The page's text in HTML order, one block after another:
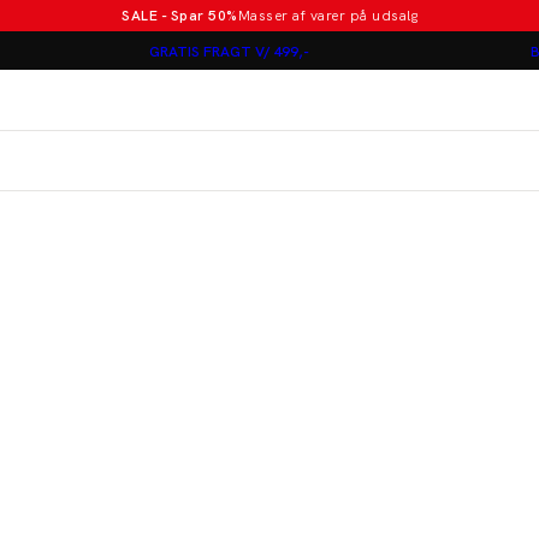
SALE - Spar 50%Masser af varer på udsalg
GRATIS FRAGT V/ 499,-Poloer i nye farver
Jakkesæt fra 1499 kr.
Lindbergh